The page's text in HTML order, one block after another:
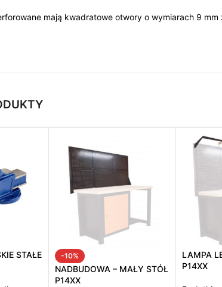
mają kwadratowe otwory o wymiarach 9
STAŁE
-10%
NADBUDOWA – MAŁY STÓŁ
P14XX
LAMPA
P14XX